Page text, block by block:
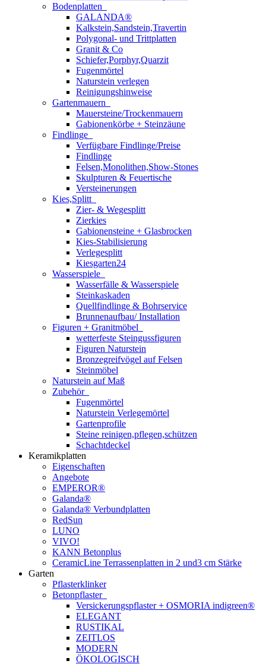
Bodenplatten
GALANDA®
Kalkstein,Sandstein,Travertin
Polygonal- und Trittplatten
Granit & Co
Schiefer,Porphyr,Quarzit
Fugenmörtel
Naturstein verlegen
Reinigungshinweise
Gartenmauern
Mauersteine/Trockenmauern
Gabionenkörbe + Steinzäune
Findlinge
Verfügbare Findlinge/Preise
Findlinge
Felsen,Monolithen,Show-Stones
Skulpturen & Feuertische
Versteinerungen
Kies,Splitt
Zier- & Wegesplitt
Zierkies
Gabionensteine + Glasbrocken
Kies-Stabilisierung
Verlegesplitt
Kiesgarten24
Wasserspiele
Wasserfälle & Wasserspiele
Steinkaskaden
Quellfindlinge & Bohrservice
Brunnenaufbau/ Installation
Figuren + Granitmöbel
wetterfeste Steingussfiguren
Figuren Naturstein
Bronzegreifvögel auf Felsen
Steinmöbel
Naturstein auf Maß
Zubehör
Fugenmörtel
Naturstein Verlegemörtel
Gartenprofile
Steine reinigen,pflegen,schützen
Schachtdeckel
Keramikplatten
Eigenschaften
Angebote
EMPEROR®
Galanda®
Galanda® Verbundplatten
RedSun
LUNO
VIVO!
KANN Betonplus
CeramicLine Terrassenplatten in 2 und3 cm Stärke
Garten
Pflasterklinker
Betonpflaster
Versickerungspflaster + OSMORIA indigreen®
ELEGANT
RUSTIKAL
ZEITLOS
MODERN
ÖKOLOGISCH